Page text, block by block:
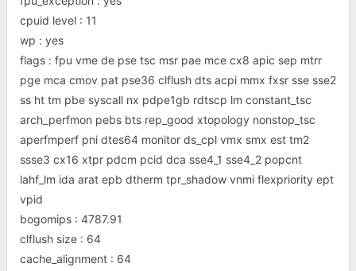
cpuid level : 11
wp : yes
flags : fpu vme de pse tsc msr pae mce cx8 apic sep mtrr
pge mca cmov pat pse36 clflush dts acpi mmx fxsr sse sse2
ss ht tm pbe syscall nx pdpe1gb rdtscp lm constant_tsc
arch_perfmon pebs bts rep_good xtopology nonstop_tsc
aperfmperf pni dtes64 monitor ds_cpl vmx smx est tm2
ssse3 cx16 xtpr pdcm pcid dca sse4_1 sse4_2 popcnt
lahf_lm ida arat epb dtherm tpr_shadow vnmi flexpriority ept
vpid
bogomips : 4787.91
clflush size : 64
cache_alignment : 64